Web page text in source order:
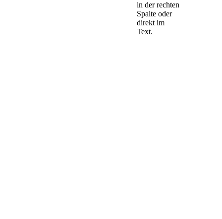
in der rechten
Spalte oder
direkt im
Text.